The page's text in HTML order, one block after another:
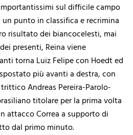
sul difficile campo
punto in classifica e recrimina
risultato dei biancocelesti, mai
presenti, Reina viene
torna Luiz Felipe con Hoedt ed
più avanti a destra, con
Andreas Pereira-Parolo-
titolare per la prima volta
attacco Correa a supporto di
dal primo minuto.